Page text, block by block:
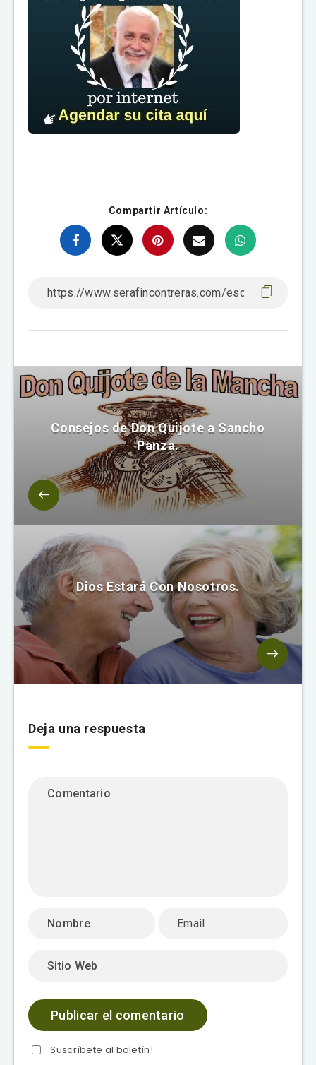
Compartir Artículo:
Consejos de Don Quijote a Sancho
Panza.
Dios Estará Con Nosotros.
Deja una respuesta
Suscríbete al boletín!